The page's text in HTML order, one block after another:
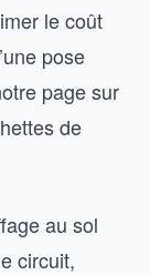
le coût
pose
page sur
de
au sol
circuit,